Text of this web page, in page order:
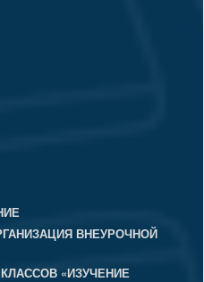
ВНЕУРОЧНОЙ
«ИЗУЧЕНИЕ